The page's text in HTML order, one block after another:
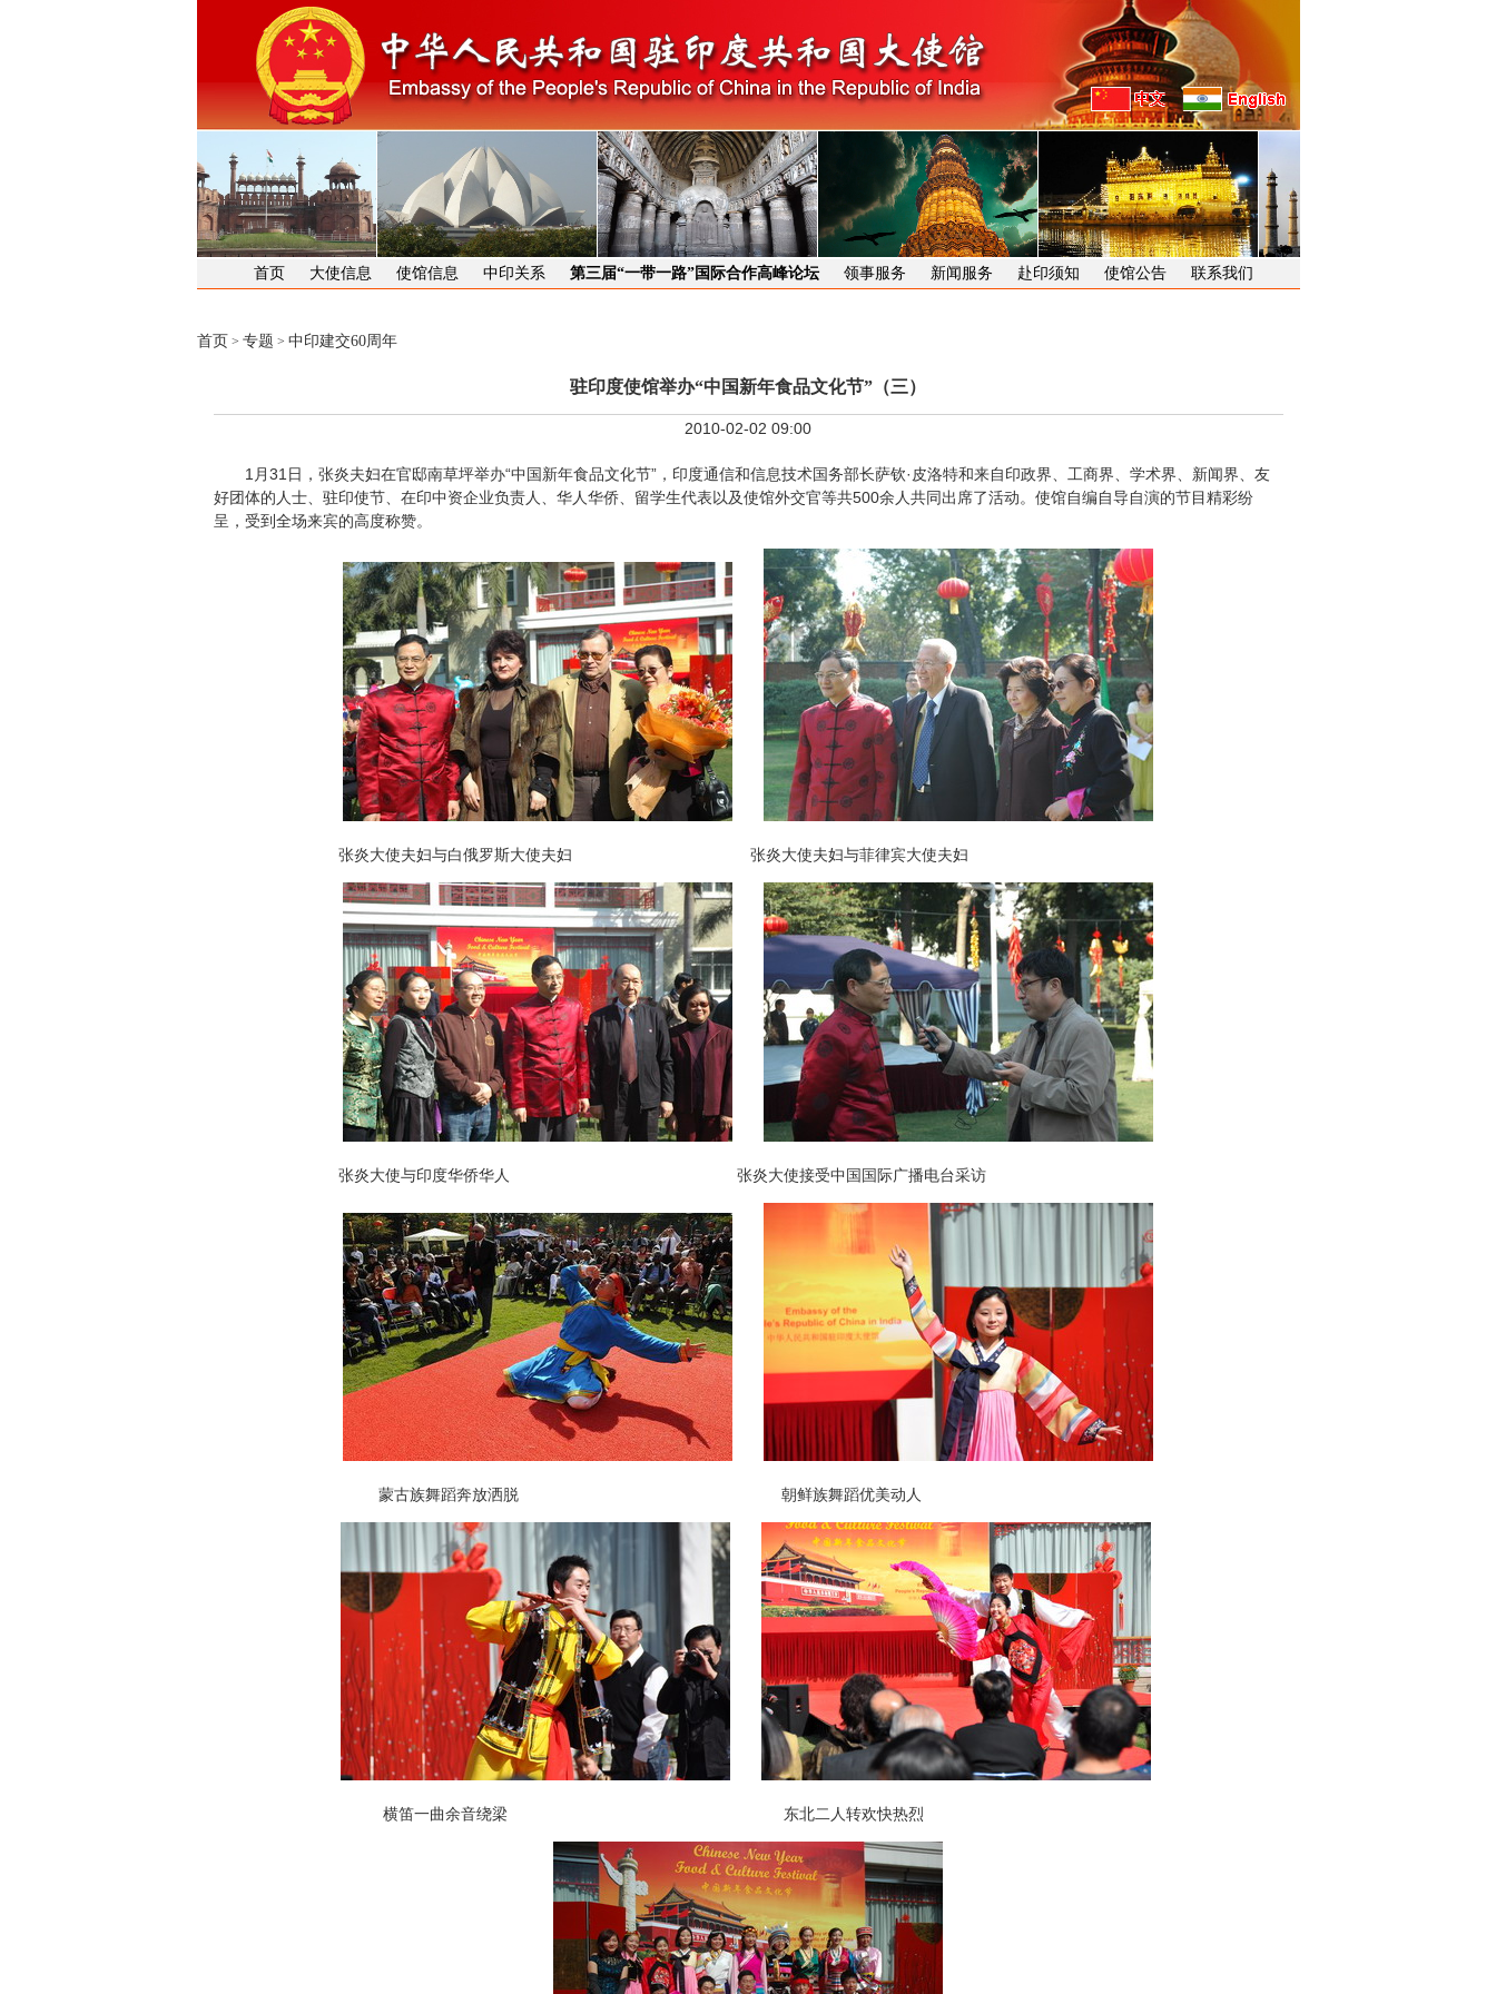
首页 大使信息 使馆信息 中印关系 第三届“一带一路”国际合作高峰论坛 领事服务 新闻服务 赴印须知 使馆公告 联系我们
首页 > 专题 > 中印建交60周年
驻印度使馆举办“中国新年食品文化节”（三）
2010-02-02 09:00
1月31日，张炎夫妇在官邸南草坪举办“中国新年食品文化节”，印度通信和信息技术国务部长萨钦·皮洛特和来自印政界、工商界、学术界、新闻界、友
好团体的人士、驻印使节、在印中资企业负责人、华人华侨、留学生代表以及使馆外交官等共500余人共同出席了活动。使馆自编自导自演的节目精彩纷
呈，受到全场来宾的高度称赞。
张炎大使夫妇与白俄罗斯大使夫妇 张炎大使夫妇与菲律宾大使夫妇
张炎大使与印度华侨华人 张炎大使接受中国国际广播电台采访
蒙古族舞蹈奔放洒脱 朝鲜族舞蹈优美动人
横笛一曲余音绕梁 东北二人转欢快热烈